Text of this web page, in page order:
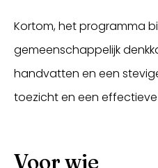
Kortom, het programma
gemeenschappelijk
handvatten en een
toezicht en een
Voor wie